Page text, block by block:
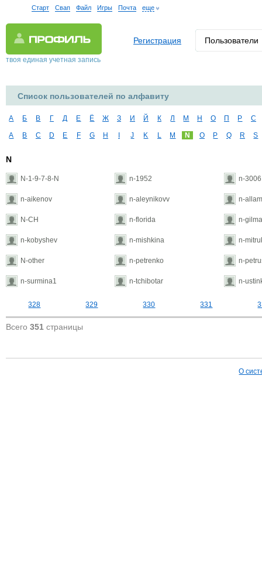
Старт Свап Файл Игры Почта еще
твоя единая учетная запись
Регистрация Пользователи
Список пользователей по алфавиту
А Б В Г Д Е Ё Ж З И Й К Л М Н О П Р С
A B C D E F G H J K L M N O P Q R S
N
N-1-9-7-8-N n-1952 n-
n-aikenov n-aleynikovv n-
N-CH n-florida n-
n-kobyshev n-mishkina n-
N-other n-petrenko n-
n-surmina1 n-tchibotar n-
328 329 330 331
Всего 351 страницы
О